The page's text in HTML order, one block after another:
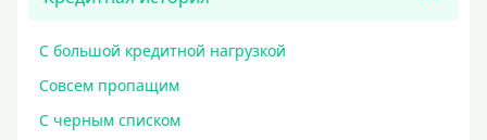
С большой кредитной нагрузкой
Совсем пропащим
С черным списком